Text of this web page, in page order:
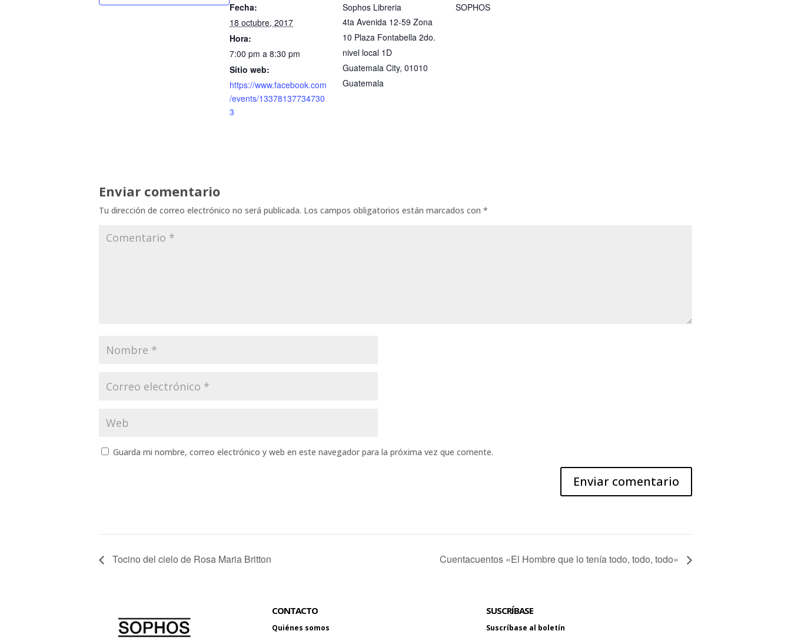
Fecha:
18 octubre, 2017
Hora:
7:00 pm a 8:30 pm
Sitio web:
https://www.facebook.com
/events/13378137734730
3
Sophos Libreria
4ta Avenida 12-59 Zona
10 Plaza Fontabella 2do.
nivel local 1D
Guatemala City, 01010
Guatemala
SOPHOS
Enviar comentario
Tu dirección de correo electrónico no será publicada. Los campos obligatorios están marcados con *
Guarda mi nombre, correo electrónico y web en este navegador para la próxima vez que comente.
Tocino del cielo de Rosa Maria Britton Cuentacuentos «El Hombre que lo tenía todo, todo, todo»
CONTACTO
Quiénes somos
SUSCRÍBASE
Suscríbase al boletín